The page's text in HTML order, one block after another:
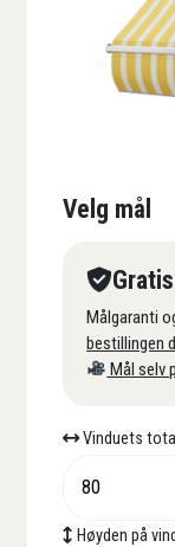
Velg mål
Målgaranti
bestillingen
Mål selv
Vinduets
Høyden på